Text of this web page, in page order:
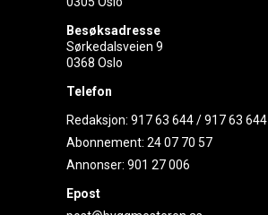
Besøksadresse
Sørkedalsveien 9
0368 Oslo
Telefon
Redaksjon:917 63 644/917 63 644
Abonnement:24 07 70 57
Annonser:901 27 006
Epost